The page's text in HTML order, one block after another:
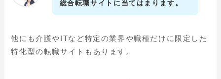
総合転職サイトに当てはまります。
他にも介護やITなど特定の業界や職種だけに限定した
特化型の転職サイトもあります。